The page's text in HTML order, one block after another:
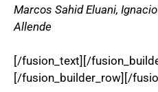
Marcos Sahid Eluani,
Allende
[/fusion_text][/
[/fusion_builder_row][/